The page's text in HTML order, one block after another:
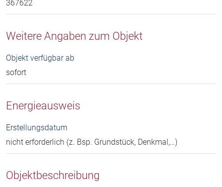
367622
Weitere Angaben zum Objekt
Objekt verfügbar ab
sofort
Energieausweis
Erstellungsdatum
nicht erforderlich (z. Bsp. Grundstück, Denkmal,…)
Objektbeschreibung